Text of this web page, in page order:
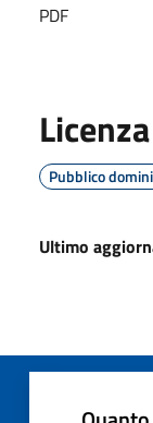
PDF
Pubblico
Ultimo